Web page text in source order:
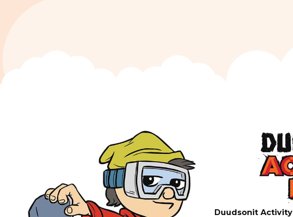
Duudsonit Activity